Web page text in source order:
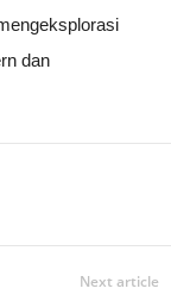
dan
Next article